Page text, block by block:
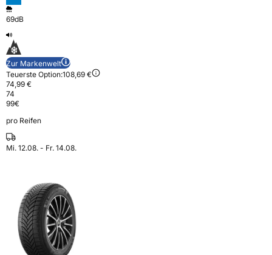
69dB
Zur Markenwelt
Teuerste Option:108,69 €
74,99 €
74
99€
pro Reifen
Mi. 12.08. - Fr. 14.08.